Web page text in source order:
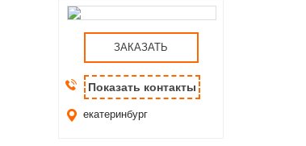
ЗАКАЗАТЬ
Показать контакты
екатеринбург